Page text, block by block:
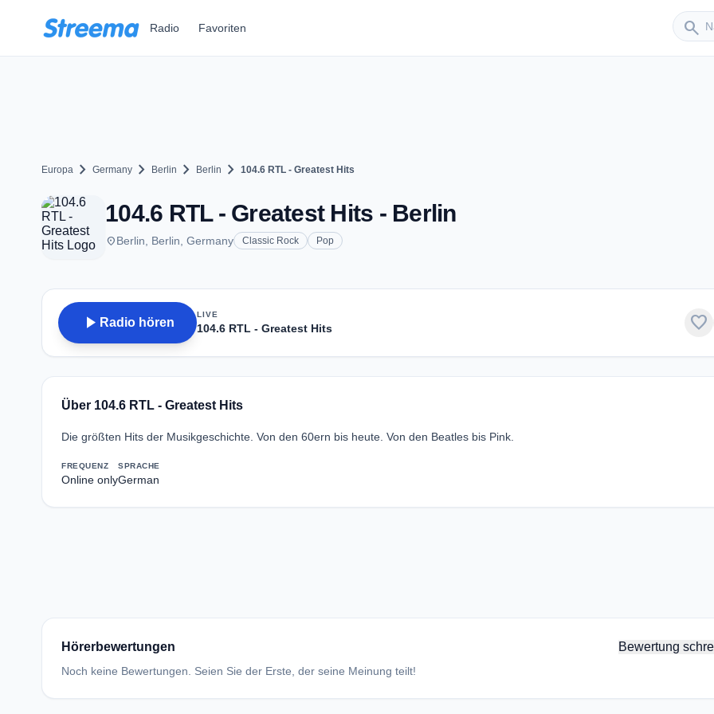
Radio Favoriten search
Europa chevron_right Germany chevron_right Berlin chevron_right Berlin chevron_right 104.6 RTL - Greatest Hits
104.6 RTL - Greatest Hits - Berlin
placeBerlin, Berlin, Germany Classic Rock Pop
play_arrow Radio hören
LIVE
104.6 RTL - Greatest Hits favorite
Über 104.6 RTL - Greatest Hits
Die größten Hits der Musikgeschichte. Von den 60ern bis heute. Von den Beatles bis Pink.
FREQUENZ
Online only
SPRACHE
German
Hörerbewertungen Bewertung
Noch keine Bewertungen. Seien Sie der Erste, der seine Meinung teilt!